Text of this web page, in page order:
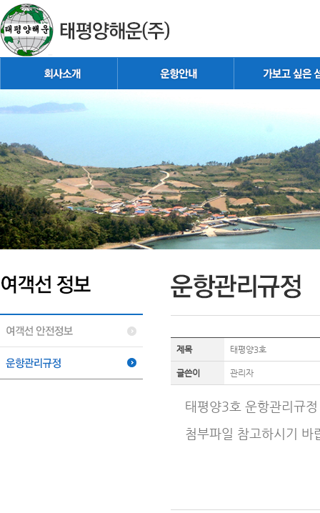
제목 태평양3호
글쓴이 관리자
태평양3호 운항관리규정
첨부파일 참고하시기 바